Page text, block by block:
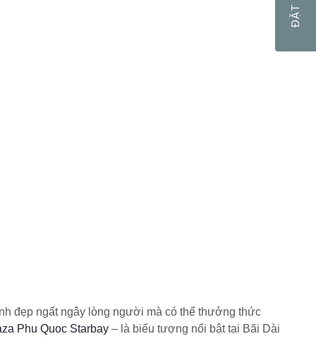
đẹp ngất ngây lòng người mà có thể thưởng thức
Phu Quoc Starbay – là biểu tượng nổi bật tại Bãi Dài